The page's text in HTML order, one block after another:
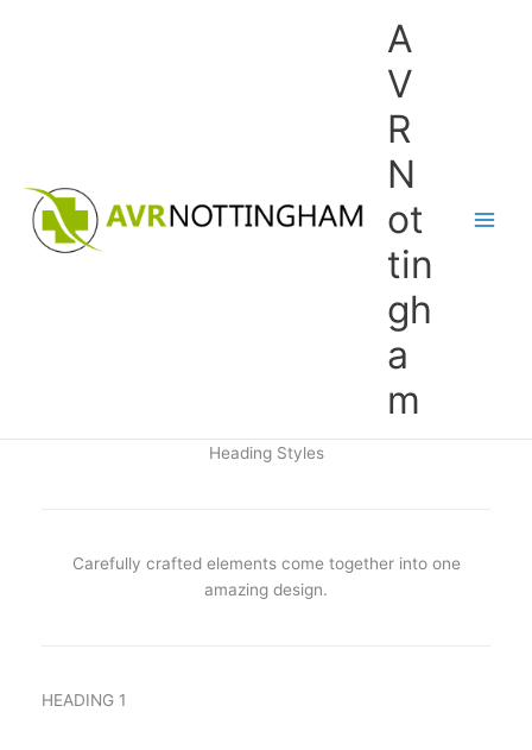
A
V
R
N
ot
tin
gh
a
m
Heading Styles
Carefully crafted elements come together into one
amazing design.
HEADING 1